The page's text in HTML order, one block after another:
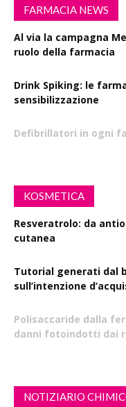
FARMACIA NEWS
Al via la campagna
ruolo della farmacia
Drink Spiking: le
sensibilizzazione
Defibrillatori in ogni
KOSMETICA
Resveratrolo: da
cutanea
Tutorial generati dal
sull’intenzione
Polisaccaride dalla
danni fotoindotti dai
NOTIZIARIO